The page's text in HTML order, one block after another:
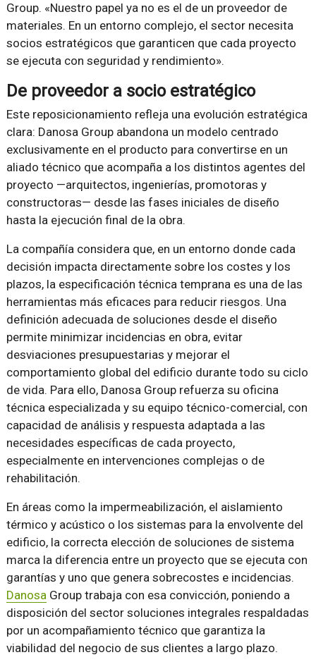
Group. «Nuestro papel ya no es el de un proveedor de
materiales. En un entorno complejo, el sector necesita
socios estratégicos que garanticen que cada proyecto
se ejecuta con seguridad y rendimiento».
De proveedor a socio estratégico
Este reposicionamiento refleja una evolución estratégica
clara: Danosa Group abandona un modelo centrado
exclusivamente en el producto para convertirse en un
aliado técnico que acompaña a los distintos agentes del
proyecto —arquitectos, ingenierías, promotoras y
constructoras— desde las fases iniciales de diseño
hasta la ejecución final de la obra.
La compañía considera que, en un entorno donde cada
decisión impacta directamente sobre los costes y los
plazos, la especificación técnica temprana es una de las
herramientas más eficaces para reducir riesgos. Una
definición adecuada de soluciones desde el diseño
permite minimizar incidencias en obra, evitar
desviaciones presupuestarias y mejorar el
comportamiento global del edificio durante todo su ciclo
de vida. Para ello, Danosa Group refuerza su oficina
técnica especializada y su equipo técnico-comercial, con
capacidad de análisis y respuesta adaptada a las
necesidades específicas de cada proyecto,
especialmente en intervenciones complejas o de
rehabilitación.
En áreas como la impermeabilización, el aislamiento
térmico y acústico o los sistemas para la envolvente del
edificio, la correcta elección de soluciones de sistema
marca la diferencia entre un proyecto que se ejecuta con
garantías y uno que genera sobrecostes e incidencias.
DanosaGroup trabaja con esa convicción, poniendo a
disposición del sector soluciones integrales respaldadas
por un acompañamiento técnico que garantiza la
viabilidad del negocio de sus clientes a largo plazo.